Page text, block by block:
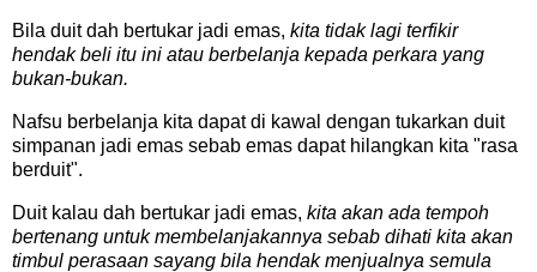
Bila duit dah bertukar jadi emas, kita tidak lagi terfikir
hendak beli itu ini atau berbelanja kepada perkara yang
bukan-bukan.
Nafsu berbelanja kita dapat di kawal dengan tukarkan duit
simpanan jadi emas sebab emas dapat hilangkan kita "rasa
berduit".
Duit kalau dah bertukar jadi emas, kita akan ada tempoh
bertenang untuk membelanjakannya sebab dihati kita akan
timbul perasaan sayang bila hendak menjualnya semula